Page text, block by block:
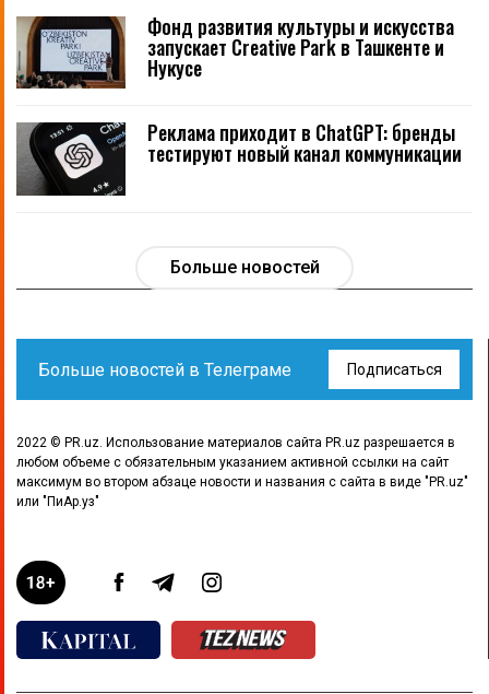
Фонд развития культуры и искусства
запускает Creative Park в Ташкенте и
Нукусе
Реклама приходит в ChatGPT: бренды
тестируют новый канал коммуникации
Больше новостей
Больше новостей в Телеграме Подписаться
2022 © PR.uz. Использование материалов сайта PR.uz разрешается в
любом объеме с обязательным указанием активной ссылки на сайт
максимум во втором абзаце новости и названия с сайта в виде "PR.uz"
или "ПиАр.уз"